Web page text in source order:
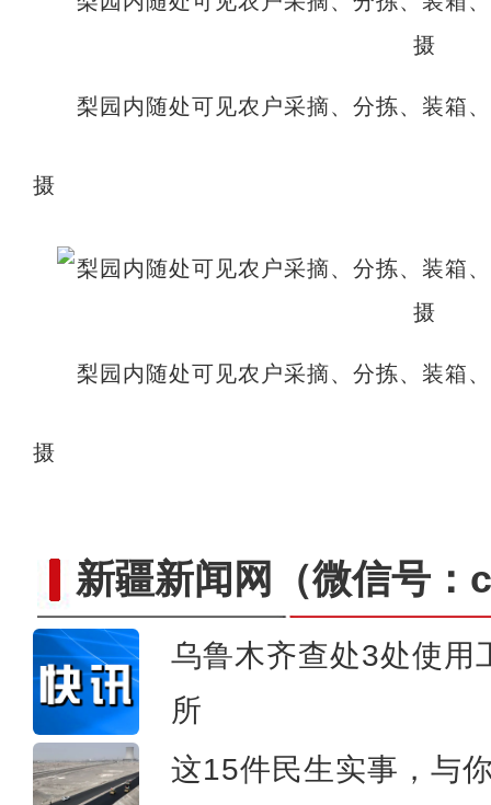
梨园内随处可见农户采摘、分拣、装箱
摄
梨园内随处可见农户采摘、分拣、装箱
摄
新疆新闻网 （微信号
乌鲁木齐查处3处使用
所
这15件民生实事，与
青河县9.6万亩小麦获国家